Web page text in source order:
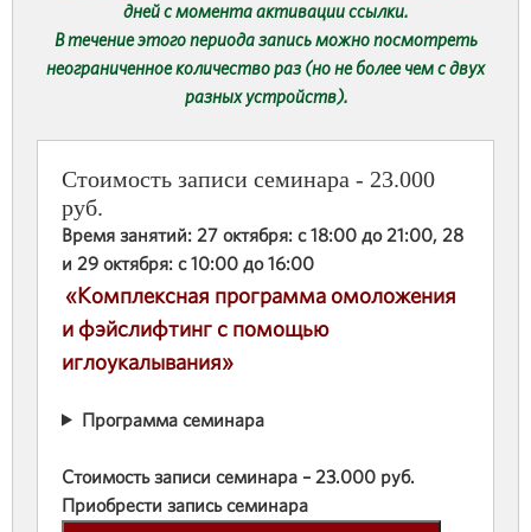
дней с момента активации ссылки.
В течение этого периода запись можно посмотреть
неограниченное количество раз (но не более чем с двух
разных устройств).
Стоимость записи семинара - 23.000
руб.
Время занятий: 27 октября: с 18:00 до 21:00, 28
и 29 октября: с 10:00 до 16:00
«Комплексная программа омоложения
и фэйслифтинг с помощью
иглоукалывания»
Программа семинара
Стоимость записи семинара – 23.000 руб.
Приобрести запись семинара